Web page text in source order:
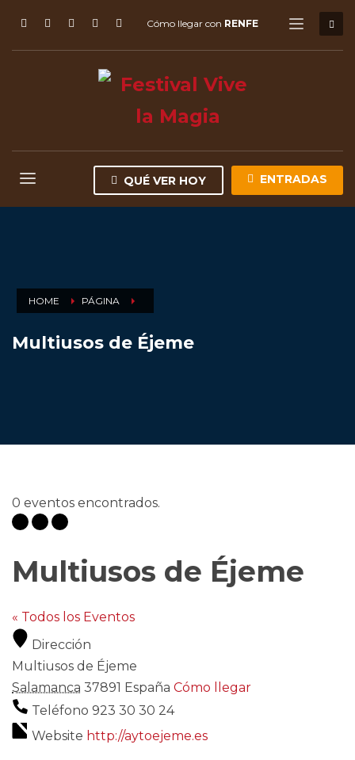
Cómo llegar con RENFE
QUÉ VER HOY ENTRADAS
HOME PÁGINA
Multiusos de Éjeme
0 eventos encontrados.
Multiusos de Éjeme
« Todos los Eventos
Dirección
Multiusos de Éjeme
Salamanca 37891 España Cómo llegar
Teléfono 923 30 30 24
Website http://aytoejeme.es